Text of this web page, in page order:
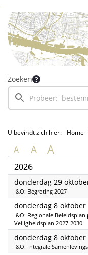
Ga naar de inhoud van deze
Ga naar het zoeken
Ga naar het menu
Zoeken
U bevindt zich hier: Home
A A A
2026
donderdag 29
I&O: Begroting 2027
donderdag 8 oktober
I&O: Regionale
Veiligheidsplan 2027-2030
donderdag 8 oktober
I&O: Integrale